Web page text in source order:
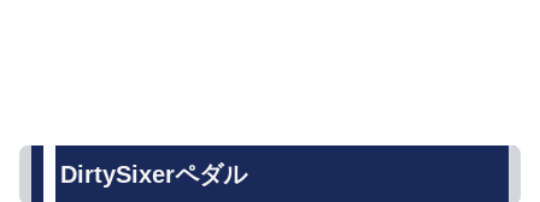
DirtySixerペダル